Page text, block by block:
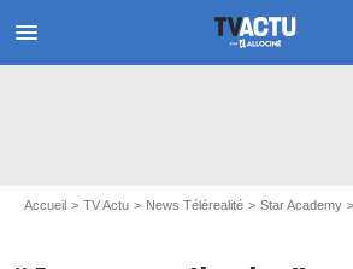
menu
Accueil TV Actu News Télérealité Star Academy